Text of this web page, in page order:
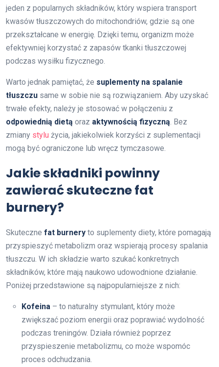
jeden z popularnych składników, który wspiera transport
kwasów tłuszczowych do mitochondriów, gdzie są one
przekształcane w energię. Dzięki temu, organizm może
efektywniej korzystać z zapasów tkanki tłuszczowej
podczas wysiłku fizycznego.
Warto jednak pamiętać, że suplementy na spalanie
tłuszczu same w sobie nie są rozwiązaniem. Aby uzyskać
trwałe efekty, należy je stosować w połączeniu z
odpowiednią dietą oraz aktywnością fizyczną . Bez
zmiany stylu życia, jakiekolwiek korzyści z suplementacji
mogą być ograniczone lub wręcz tymczasowe.
Jakie składniki powinny
zawierać skuteczne fat
burnery?
Skuteczne fat burnery to suplementy diety, które pomagają
przyspieszyć metabolizm oraz wspierają procesy spalania
tłuszczu. W ich składzie warto szukać konkretnych
składników, które mają naukowo udowodnione działanie.
Poniżej przedstawione są najpopularniejsze z nich:
Kofeina – to naturalny stymulant, który może
zwiększać poziom energii oraz poprawiać wydolność
podczas treningów. Działa również poprzez
przyspieszenie metabolizmu, co może wspomóc
proces odchudzania.